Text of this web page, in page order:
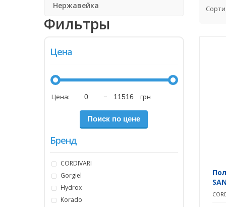
Нержавейка
Фильтры
Цена
Цена: − грн
Бренд
CORDIVARI
Gorgiel
Hydrox
Korado